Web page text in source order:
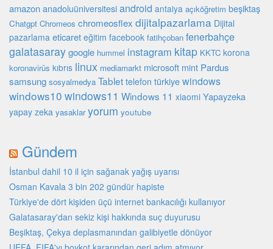
amazon anadoluüniversitesi android antalya açıköğretim beşiktaş
Chatgpt Chromeos chromeosflex dijitalpazarlama Dijital
pazarlama eticaret eğitim facebook fatihçoban fenerbahçe
galatasaraygoogle hummel instagram kitap KKTC korona
koronavirüs kıbrıs linux mediamarkt microsoft mint Pardus
samsung sosyalmedya Tablet telefon türkiyewindows
windows10 windows11 Windows 11 xiaomi Yapayzeka
yapay zeka yasaklar yorum youtube
Gündem
İstanbul dahil 10 il için sağanak yağış uyarısı
Osman Kavala 3 bin 202 gündür hapiste
Türkiye'de dört kişiden üçü internet bankacılığı kullanıyor
Galatasaray'dan sekiz kişi hakkında suç duyurusu
Beşiktaş, Çekya deplasmanından galibiyetle dönüyor